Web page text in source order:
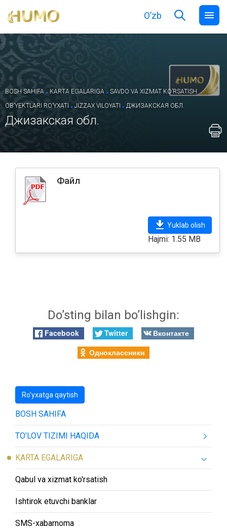
O’zb
BOSH SAHIFA . KARTA EGALARIGA . SAVDO VA XIZMAT KOʼRSATISH
OBʼYEKTLARI ROʼYXATI . JIZZAX VILOYATI . ДЖИЗАКСКАЯ ОБЛ.
Джизакская обл.
Файл
Yuklab olish
Hajmi: 1.55 MB
Do’sting bilan bo’lishgin:
Facebook Twitter
Вконтакте
Одноклассники
Ro’yxatga qaytish
BOSH SAHIFA
TO'LOV TIZIMI HAQIDA
KARTA EGALARIGA
Qabul va xizmat ko'rsatish
Ishtirok etuvchi banklar
SMS-хabarnoma